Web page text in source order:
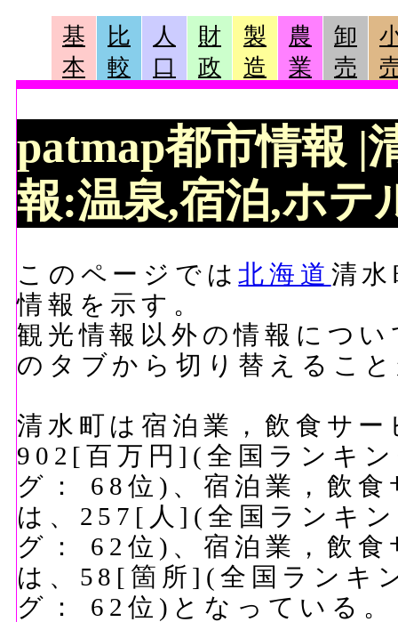
基
本
比
較
人
口
財
政
製
造
農
業
卸
売
patmap都市情報 |
報:温泉,宿泊,ホテ
このページでは北海道 清
情報を示す。
観光情報以外の情報につ
のタブから切り替えるこ
清水町は宿泊業，飲食サ
902[百万円](全国ランキ
グ： 68位)、宿泊業，飲
は、257[人](全国ランキ
グ： 62位)、宿泊業，飲
は、58[箇所](全国ランキ
グ： 62位)となっている。